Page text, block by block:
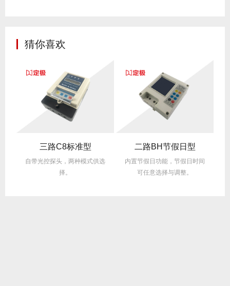
猜你喜欢
三路C8标准型
自带光控探头，两种模式供选
择。
二路BH节假日型
内置节假日功能，节假日时间
可任意选择与调整。